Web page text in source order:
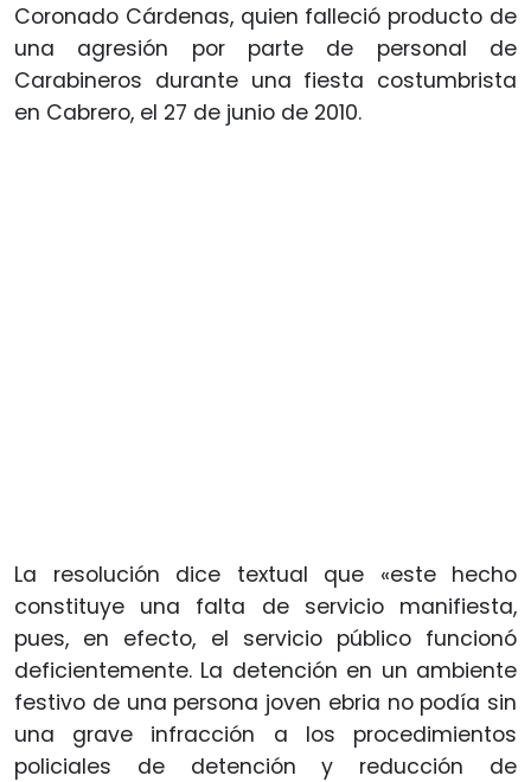
Coronado Cárdenas, quien falleció producto de
una agresión por parte de personal de
Carabineros durante una fiesta costumbrista
en Cabrero, el 27 de junio de 2010.
La resolución dice textual que «este hecho
constituye una falta de servicio manifiesta,
pues, en efecto, el servicio público funcionó
deficientemente. La detención en un ambiente
festivo de una persona joven ebria no podía sin
una grave infracción a los procedimientos
policiales de detención y reducción de